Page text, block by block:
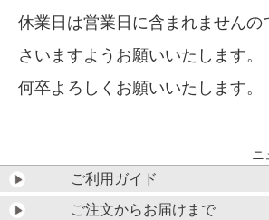
休業日は営業日に含まれませんの
さいますようお願いいたします。
何卒よろしくお願いいたします。
ニ
ご利用ガイド
ご注文からお届けまで